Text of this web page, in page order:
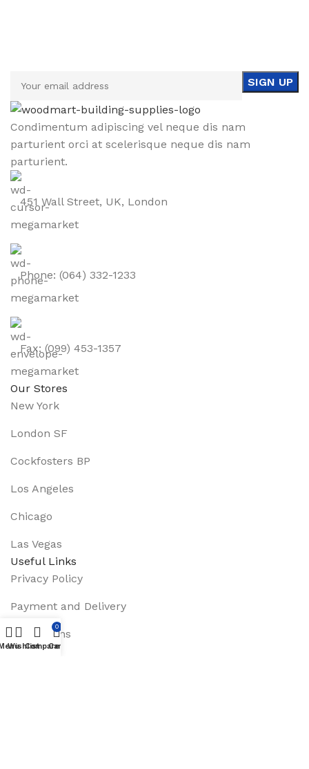
Condimentum adipiscing vel neque dis nam
parturient orci at scelerisque neque dis nam
parturient.
451 Wall Street, UK, London
Phone: (064) 332-1233
Fax: (099) 453-1357
Our Stores
New York
London SF
Cockfosters BP
Los Angeles
Chicago
Las Vegas
Useful Links
Privacy Policy
Payment and Delivery
Promotions
WishlistCompare
0
Cart